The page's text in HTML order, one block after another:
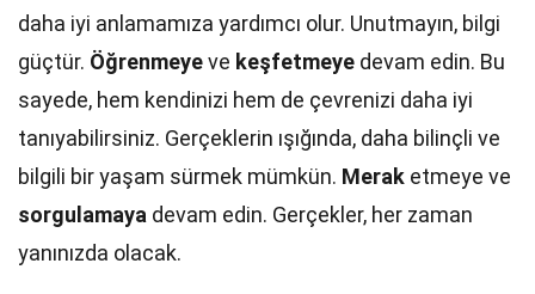
daha iyi anlamamıza yardımcı olur. Unutmayın, bilgi
güçtür. Öğrenmeyeve keşfetmeye devam edin. Bu
sayede, hem kendinizi hem de çevrenizi daha iyi
tanıyabilirsiniz. Gerçeklerin ışığında, daha bilinçli ve
bilgili bir yaşam sürmek mümkün. Merak etmeye ve
sorgulamaya devam edin. Gerçekler, her zaman
yanınızda olacak.